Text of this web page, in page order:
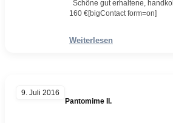
Schöne gut erhaltene,
160 €[bigContact form=on]
Weiterlesen
9. Juli 2016
Pantomime II.